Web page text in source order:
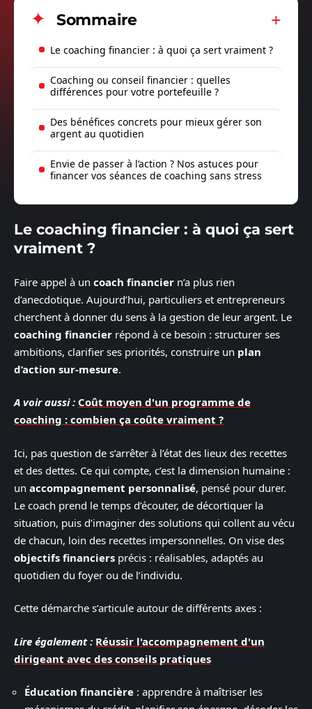
Sommaire
Le coaching financier : à quoi ça sert vraiment ?
Coaching ou conseil financier : quelles
différences pour votre portefeuille ?
Des bénéfices concrets pour mieux gérer son
argent au quotidien
Envie de passer à l’action ? Nos astuces pour
financer vos séances de coaching sans stress
Le coaching financier : à quoi ça sert
vraiment ?
Faire appel à un coach financier n’a plus rien
d’anecdotique. Aujourd’hui, particuliers et entrepreneurs
cherchent à donner du sens à la gestion de leur argent. Le
coaching financier répond à ce besoin : structurer ses
ambitions, clarifier ses priorités, construire un plan
d’action sur-mesure.
A voir aussi : Coût moyen d'un programme de
coaching : combien ça coûte vraiment ?
Ici, pas question de s’arrêter à l’état des lieux des recettes
et des dettes. Ce qui compte, c’est la dimension humaine :
un accompagnement personnalisé, pensé pour durer.
Le coach prend le temps d’écouter, de décortiquer la
situation, puis d’imaginer des solutions qui collent au vécu
de chacun, loin des recettes impersonnelles. On vise des
objectifs financiers précis : réalisables, adaptés au
quotidien du foyer ou de l’individu.
Cette démarche s’articule autour de différents axes :
Lire également : Réussir l'accompagnement d'un
dirigeant avec des conseils pratiques
Éducation financière : apprendre à maîtriser les